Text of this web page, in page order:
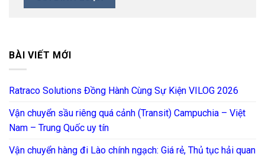
BÀI VIẾT MỚI
Ratraco Solutions Đồng Hành Cùng Sự Kiện VILOG 2026
Vận chuyển sầu riêng quá cảnh (Transit) Campuchia – Việt
Nam – Trung Quốc uy tín
Vận chuyển hàng đi Lào chính ngạch: Giá rẻ, Thủ tục hải quan